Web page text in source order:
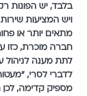
בלבד, יש הפונות
ויש המציעות
מתאים יותר או
חברה מוכרת, כזו
לתת מענה לניהול
לדברי לסרי,
מספיק קדימה, לכן